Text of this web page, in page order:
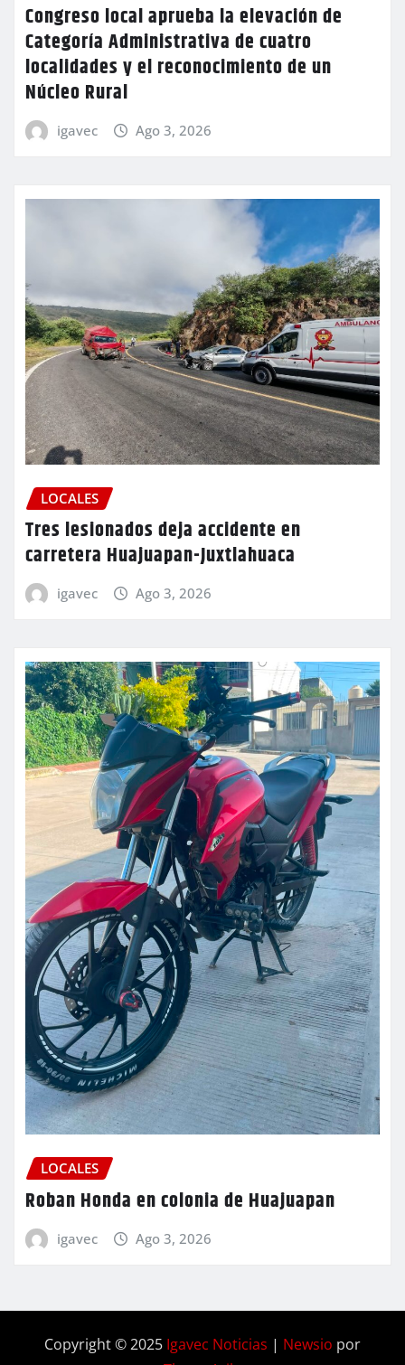
Congreso local aprueba la elevación de
Categoría Administrativa de cuatro
localidades y el reconocimiento de un
Núcleo Rural
igavec Ago 3, 2026
LOCALES
Tres lesionados deja accidente en
carretera Huajuapan-Juxtlahuaca
igavec Ago 3, 2026
LOCALES
Roban Honda en colonia de Huajuapan
igavec Ago 3, 2026
Copyright © 2025 Igavec Noticias | Newsio por